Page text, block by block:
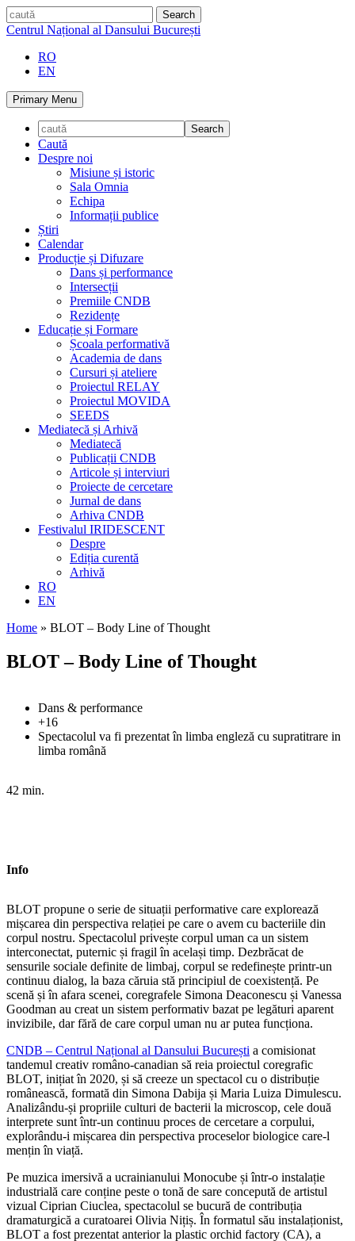
Skip
to
caută
Centrul Național al Dansului București
RO
EN
Primary Menu
Caută
Despre noi
Misiune și istoric
Sala Omnia
Echipa
Informații publice
Știri
Calendar
Producție și Difuzare
Dans și performance
Intersecții
Premiile CNDB
Rezidențe
Educație și Formare
Școala performativă
Academia de dans
Cursuri și ateliere
Proiectul RELAY
Proiectul MOVIDA
SEEDS
Mediatecă și Arhivă
Mediatecă
Publicații CNDB
Articole și interviuri
Proiecte de cercetare
Jurnal de dans
Arhiva CNDB
Festivalul IRIDESCENT
Despre
Ediția curentă
Arhivă
RO
EN
Home » BLOT – Body Line of Thought
BLOT – Body Line of Thought
Dans & performance
+16
Spectacolul va fi prezentat în limba engleză cu supratitrare in
limba română
42 min.
Info
BLOT propune o serie de situații performative care explorează
mișcarea din perspectiva relației pe care o avem cu bacteriile din
corpul nostru. Spectacolul privește corpul uman ca un sistem
interconectat, puternic și fragil în același timp. Dezbrăcat de
sensurile sociale definite de limbaj, corpul se redefinește printr-un
continuu dialog, la baza căruia stă principiul de coexistență. Pe
scenă și în afara scenei, coregrafele Simona Deaconescu și Vanessa
Goodman au creat un sistem performativ bazat pe legături aparent
invizibile, dar fără de care corpul uman nu ar putea funcționa.
CNDB – Centrul Național al Dansului București a comisionat
tandemul creativ româno-canadian să reia proiectul coregrafic
BLOT, inițiat în 2020, și să creeze un spectacol cu o distribuție
românească, formată din Simona Dabija și Maria Luiza Dimulescu.
Analizându-și propriile culturi de bacterii la microscop, cele două
interprete sunt într-un continuu proces de cercetare a corpului,
explorându-i mișcarea din perspectiva proceselor biologice care-l
mențin în viață.
Pe muzica imersivă a ucrainianului Monocube și într-o instalație
industrială care conține peste o tonă de sare concepută de artistul
vizual Ciprian Ciuclea, spectacolul se bucură de contribuția
dramaturgică a curatoarei Olivia Nițiș. În formatul său instalaționist,
BLOT a fost prezentat anterior la plastic orchid factory (CA), a